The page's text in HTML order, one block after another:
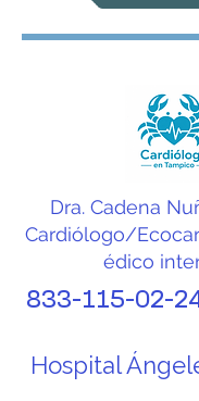
pruebas de
ayudan a
del corazón.
En esta página
encontrarás
sobre
Tampico,
especialistas
atienden en
Dra. Cadena
Cardiólogo/
édico
833-115-02-
Hospital